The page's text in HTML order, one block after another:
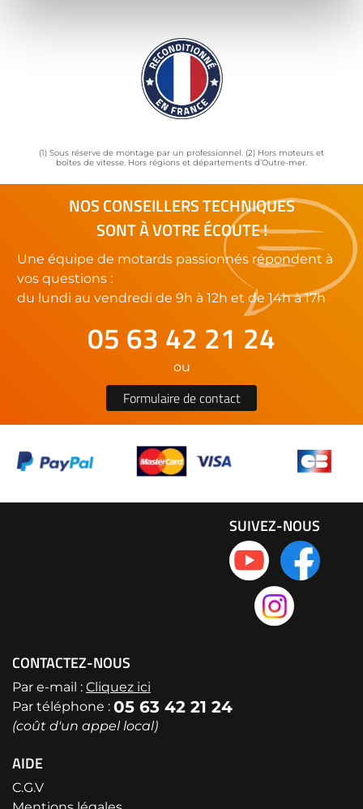
(1) Sous réserve de montage par un professionnel. (2) Hors moteurs et
boîtes de vitesse. Hors régions et départements d’Outre-mer.
NOS CONSEILLERS TECHNIQUES
SONT À VOTRE ÉCOUTE !
Une équipe de motards passionnés répondent à
vos questions :
du lundi au vendredi de 9h à 12h et de 14h à 17h
05 63 42 21 24
ou
Formulaire de contact
CONTACTEZ-NOUS
Par e-mail : Cliquez ici
Par téléphone : 05 63 42 21 24
(coût d'un appel local)
AIDE
C.G.V
SUIVEZ-NOUS